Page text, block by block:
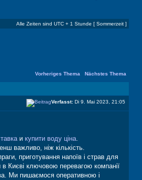
Alle Zeiten sind UTC + 1 Stunde [ Sommerzeit ]
Vorheriges Thema Nächstes Thema
Verfasst: Di 9. Mai 2023, 21:05
и купити воду ціна.
важливо, ніж кількість.
приготування напоїв і страв для
Києві ключовою перевагою компанії
Ми пишаємося оперативною і